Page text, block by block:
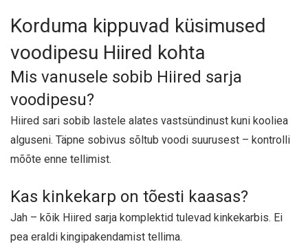
Korduma kippuvad küsimused
voodipesu Hiired kohta
Mis vanusele sobib Hiired sarja
voodipesu?
Hiired sari sobib lastele alates vastsündinust kuni kooliea
alguseni. Täpne sobivus sõltub voodi suurusest – kontrolli
mõõte enne tellimist.
Kas kinkekarp on tõesti kaasas?
Jah – kõik Hiired sarja komplektid tulevad kinkekarbis. Ei
pea eraldi kingipakendamist tellima.